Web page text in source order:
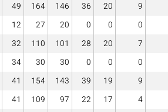
49 164 146 36 20
9
12 27 20 0 0
0
32 110 101 28 20
7
34 30 30 0 0
0
41 154 143 39 19
9
41 109 97 22 17
4